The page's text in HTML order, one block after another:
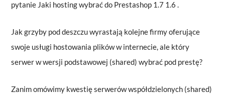
pytanie Jaki hosting wybrać do Prestashop 1.7 1.6 .
Jak grzyby pod deszczu wyrastają kolejne firmy oferujące
swoje usługi hostowania plików w internecie, ale który
serwer w wersji podstawowej (shared) wybrać pod prestę?
Zanim omówimy kwestię serwerów współdzielonych (shared)